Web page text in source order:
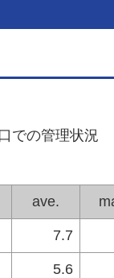
での管理状況
ave.
7.7
5.6